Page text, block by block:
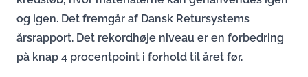
og igen. Det fremgår af Dansk Retursystems
årsrapport. Det rekordhøje niveau er en forbedring
på knap 4 procentpoint i forhold til året før.